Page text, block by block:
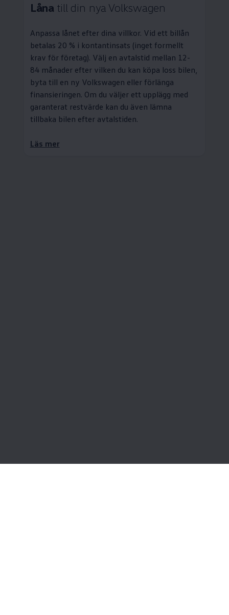
Låna till din nya Volkswagen
Anpassa lånet efter dina villkor. Vid ett billån
betalas 20 % i kontantinsats (inget formellt
krav för företag). Välj en avtalstid mellan 12-
84 månader efter vilken du kan köpa loss bilen,
byta till en ny Volkswagen eller förlänga
finansieringen. Om du väljer ett upplägg med
garanterat restvärde kan du även lämna
tillbaka bilen efter avtalstiden.
Läs mer